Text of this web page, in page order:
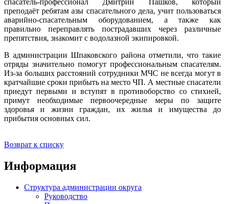
спасатель-профессионал Дмитрий Пашков, который
преподаёт ребятам азы спасательного дела, учит пользоваться
аварийно-спасательным оборудованием, а также как
правильно переправлять пострадавших через различные
препятствия, знакомит с водолазной экипировкой.
В администрации Шпаковского района отметили, что такие
отряды значительно помогут профессиональным спасателям.
Из-за больших расстояний сотрудники МЧС не всегда могут в
кратчайшие сроки прибыть на место ЧП. А местные спасатели
приедут первыми и вступят в противоборство со стихией,
примут необходимые первоочередные меры по защите
здоровья и жизни граждан, их жилья и имущества до
прибытия основных сил.
Возврат к списку
Информация
Структура администрации округа
Руководство